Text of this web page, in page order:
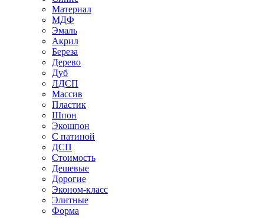
Материал
МДФ
Эмаль
Акрил
Береза
Дерево
Дуб
ЛДСП
Массив
Пластик
Шпон
Экошпон
С патиной
ДСП
Стоимость
Дешевые
Дорогие
Эконом-класс
Элитные
Форма